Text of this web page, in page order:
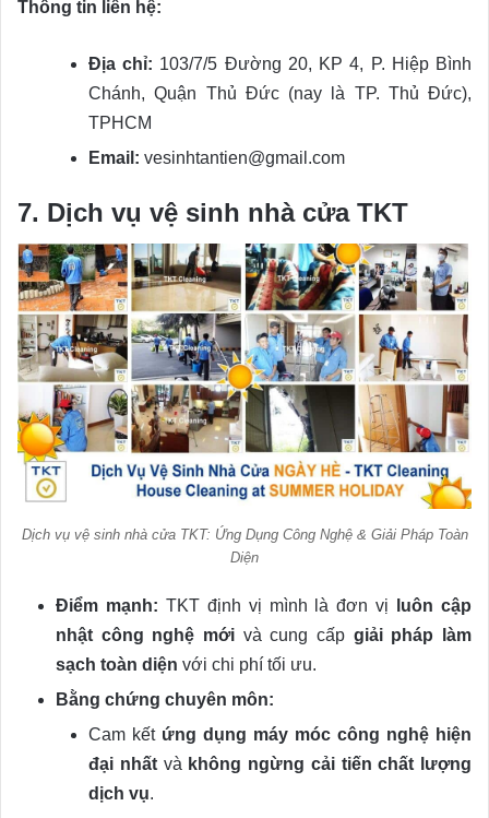
Thông tin liên hệ:
Địa chỉ: 103/7/5 Đường 20, KP 4, P. Hiệp Bình
Chánh, Quận Thủ Đức (nay là TP. Thủ Đức),
TPHCM
Email: vesinhtantien@gmail.com
7. Dịch vụ vệ sinh nhà cửa TKT
Dịch vụ vệ sinh nhà cửa TKT: Ứng Dụng Công Nghệ & Giải Pháp Toàn
Diện
Điểm mạnh: TKT định vị mình là đơn vị
luôn cập
nhật công nghệ mới và cung cấp giải pháp làm
sạch toàn diện với chi phí tối ưu.
Bằng chứng chuyên môn:
Cam kết ứng dụng máy móc công nghệ hiện
đại nhấtvà không ngừng cải tiến chất lượng
dịch vụ.